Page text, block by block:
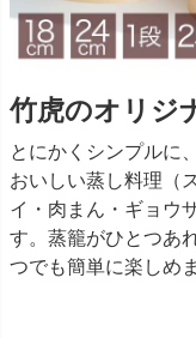
竹虎のオリジ
とにかくシンプルに
おいしい蒸し料理（
イ・肉まん・ギョウ
す。蒸籠がひとつあ
つでも簡単に楽しめ